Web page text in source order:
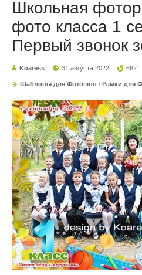
Школьная
фото класса 1
Первый звонок
Koaress 31 августа 2022 662
Шаблоны для Фотошоп / Рамки для